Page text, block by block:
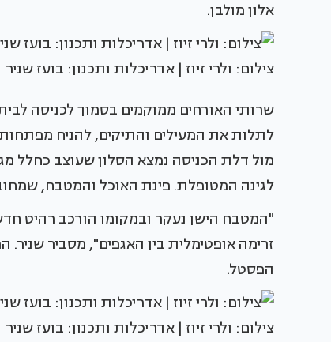
אלון מולבן.
צילום: ולרי זיוז | אדריכלות ותכנון: בועז שניר
שרותי האורחים ממוקמים בסמוך לכניסה
לתלות את המעילים והתיקים, להניח
מול דלת הכניסה נמצא הסלון שעוצב כחלל
לגינה המטופלת. פינת האוכל והמטבח,
"המטבח הישן נעקר ובמקומו הורכב רהיט חדש
זרימה אופטימלית בין האגפים", מסביר שניר.
הפסטל.
צילום: ולרי זיוז | אדריכלות ותכנון: בועז שניר